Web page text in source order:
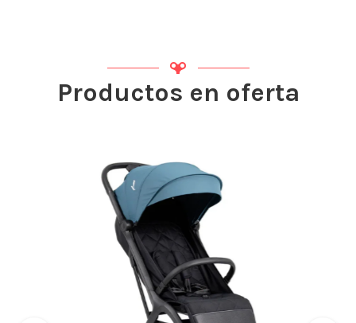
Productos en oferta